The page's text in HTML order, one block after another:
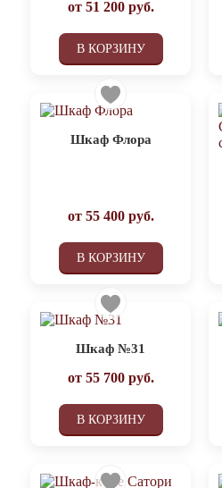
от 51 200руб.
В КОРЗИНУ
Шкаф Флора
от 55 400руб.
В КОРЗИНУ
Шкаф №31
от 55 700руб.
В КОРЗИНУ